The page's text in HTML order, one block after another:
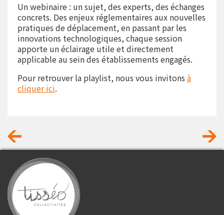
Un webinaire : un sujet, des experts, des échanges
concrets. Des enjeux réglementaires aux nouvelles
pratiques de déplacement, en passant par les
innovations technologiques, chaque session
apporte un éclairage utile et directement
applicable au sein des établissements engagés.
Pour retrouver la playlist, nous vous invitons à
cliquer ici.